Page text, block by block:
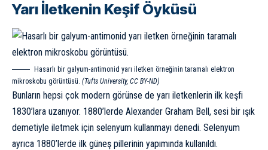
Yarı İletkenin Keşif Öyküsü
Hasarlı bir galyum-antimonid yarı iletken örneğinin taramalı elektron
mikroskobu görüntüsü. (Tufts University, CC BY-ND)
Bunların hepsi çok modern görünse de yarı iletkenlerin ilk keşfi
1830’lara uzanıyor. 1880’lerde Alexander Graham Bell, sesi bir ışık
demetiyle iletmek için selenyum kullanmayı denedi. Selenyum
ayrıca 1880’lerde ilk güneş pillerinin yapımında kullanıldı.